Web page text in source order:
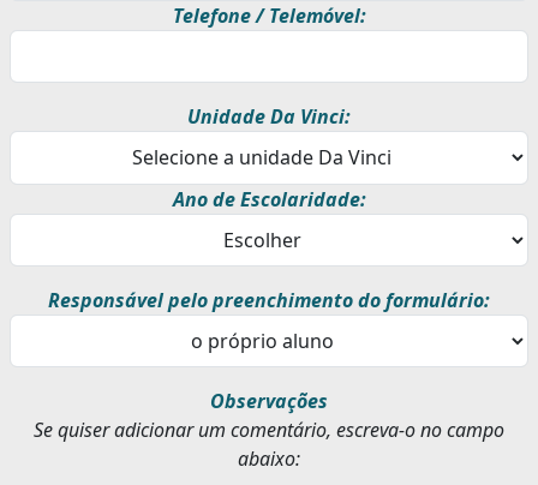
Telefone / Telemóvel:
Unidade Da Vinci:
Ano de Escolaridade:
Responsável pelo preenchimento do formulário:
Observações
Se quiser adicionar um comentário, escreva-o no campo
abaixo: